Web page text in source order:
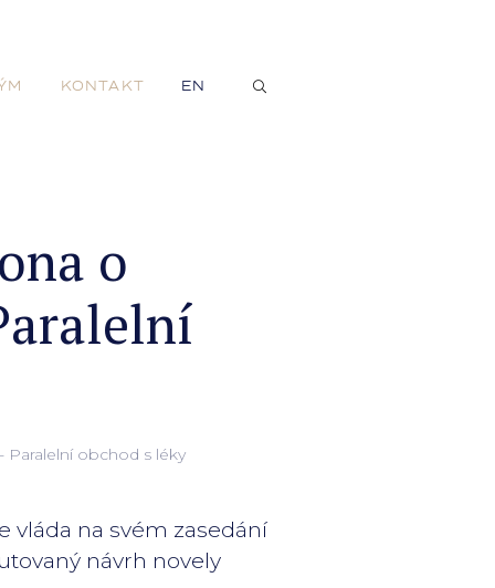
KONTAKT EN
o
Paralelní obchod s léky
vláda na svém zasedání
návrh novely